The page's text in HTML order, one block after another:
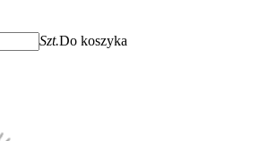
Szt.Do koszyka